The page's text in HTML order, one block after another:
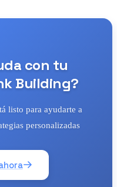
con tu
Building?
listo para ayudarte a
personalizadas